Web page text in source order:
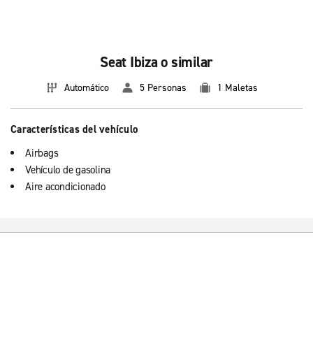
Seat Ibiza o similar
Automático 5 Personas 1 Maletas
Características del vehículo
Airbags
Vehículo de gasolina
Aire acondicionado